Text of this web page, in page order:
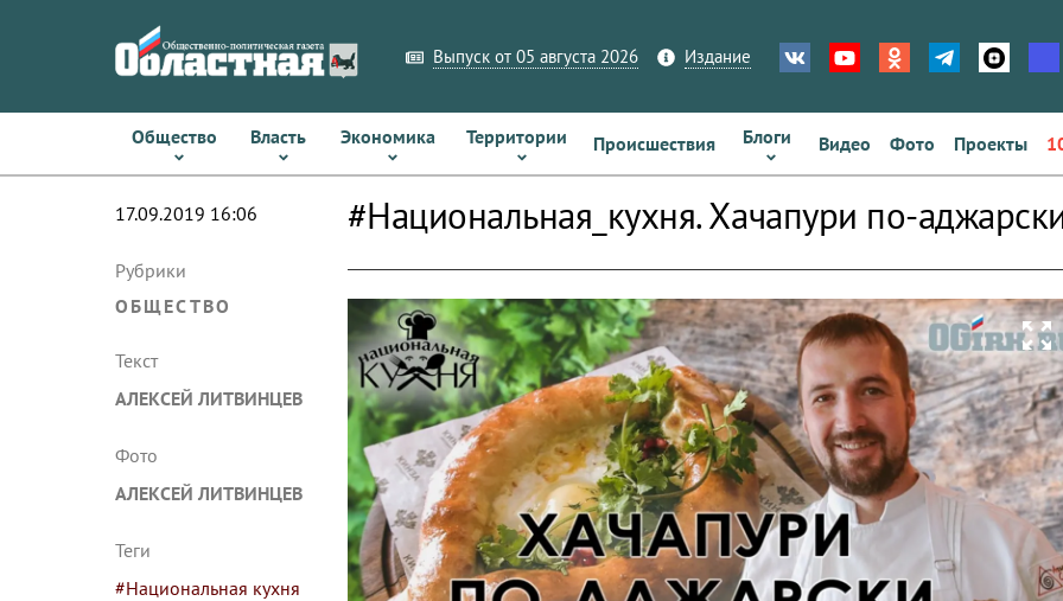
Выпуск от 05 августа 2026 Издание
Общество Власть Экономика Территории Происшествия Блоги Видео Фото Проекты
17.09.2019 16:06
Рубрики
ОБЩЕСТВО
Текст
АЛЕКСЕЙ ЛИТВИНЦЕВ
Фото
АЛЕКСЕЙ ЛИТВИНЦЕВ
Теги
#Национальная кухня
#Национальная_кухня. Хачапури по-
zoom_out_map